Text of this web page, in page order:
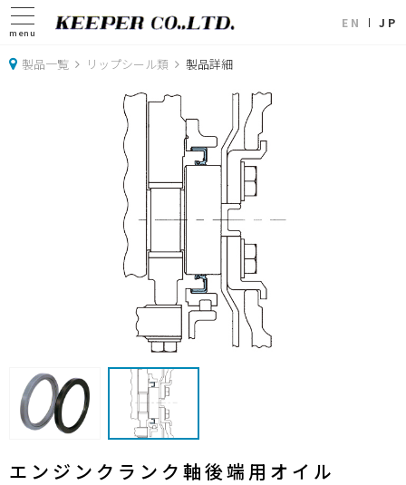
menu
EN JP
製品一覧 リップシール類 製品詳細
エンジンクランク軸後端用オイル